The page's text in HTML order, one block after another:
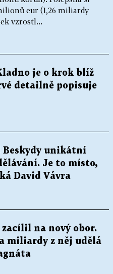
eur (1,26 miliardy
vzrostl...
je o krok blíž
detailně popisuje
Beskydy unikátní
Je to místo,
David Vávra
na nový obor.
miliardy z něj udělá